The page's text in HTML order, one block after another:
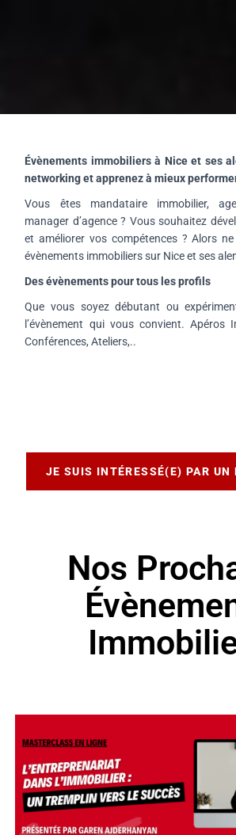
Évènements immobiliers à Nice et ses
networking et apprenez à mieux
Vous êtes mandataire immobilier,
manager d’agence ? Vous souhaitez
et améliorer vos compétences ? Alors
évènements immobiliers sur Nice et ses
Des évènements pour tous les profils
Que vous soyez débutant ou
l’évènement qui vous convient. Apéros
Conférences, Ateliers,..
JE SUIS INTÉRESSÉ(E) PAR UN
Nos